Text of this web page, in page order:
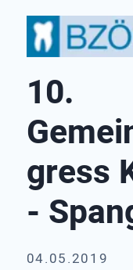
10.
gress
-
04.05.2019